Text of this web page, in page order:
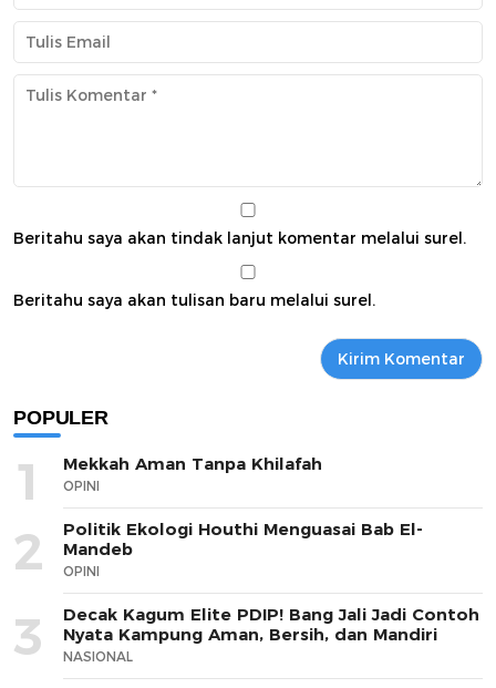
Beritahu saya akan tindak lanjut komentar melalui surel.
Beritahu saya akan tulisan baru melalui surel.
POPULER
1 Mekkah Aman Tanpa Khilafah
OPINI
2
Politik Ekologi Houthi Menguasai Bab El-
Mandeb
OPINI
3
Decak Kagum Elite PDIP! Bang Jali Jadi Contoh
Nyata Kampung Aman, Bersih, dan Mandiri
NASIONAL